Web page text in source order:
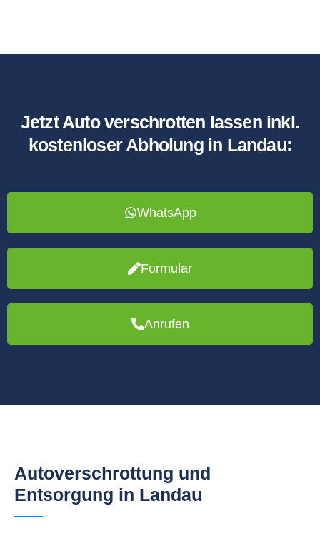
Jetzt Auto verschrotten lassen inkl.
kostenloser Abholung in Landau:
WhatsApp
Formular
Anrufen
Autoverschrottung und
Entsorgung in Landau